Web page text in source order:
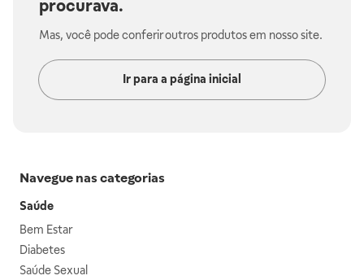
procurava.
Mas, você pode conferir outros produtos em nosso site.
Ir para a página inicial
Navegue nas categorias
Saúde
Bem Estar
Diabetes
Saúde Sexual